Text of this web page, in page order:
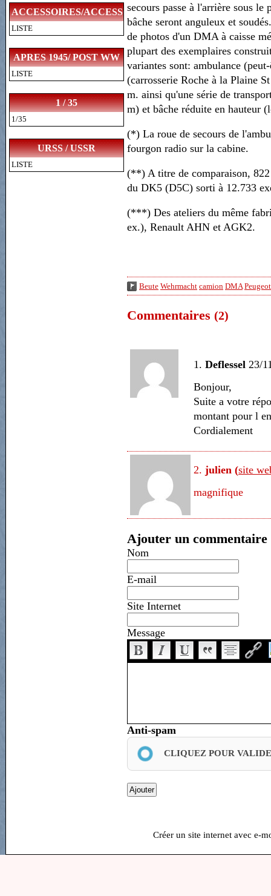
ACCESSOIRES/ACCESSORIES
LISTE
APRES 1945/ POST WW
LISTE
1 / 35
1/35
URSS / USSR
LISTE
secours passe à l'arrière sous
bâche seront anguleux et
de photos d'un DMA à caisse
plupart des exemplaires
variantes sont: ambulance
(carrosserie Roche à la Plaine
m. ainsi qu'une série de
m) et bâche réduite en hauteur
(*) La roue de secours de
fourgon radio sur la cabine.
(**) A titre de comparaison,
du DK5 (D5C) sorti à 12.733
(***) Des ateliers du même
ex.), Renault AHN et AGK2.
Beute Wehrmacht camion DMA Peugeot
Commentaires (2)
1. Deflessel 23/
Bonjour,
Suite a votre
montant pour l
Cordialement
2. julien (site
magnifique
Ajouter un commentaire
Nom
E-mail
Site Internet
Message
Anti-spam
CLIQUEZ POUR
Créer un site internet avec e-